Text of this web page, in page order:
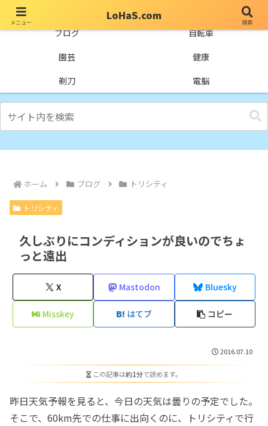
ブログ
自転車
園芸
健康
剃刀
電脳
ホーム ブログ トリシティ
トリシティ
久しぶりにコンディションが良いのでちょ
っと遠出
X Mastodon Bluesky
Misskey はてブ コピー
2016.07.10
この記事は約1分で読めます。
昨日天気予報を見ると、今日の天気は曇りの予定でした。
そこで、60km先での仕事に出向くのに、トリシティで行
メニュー
LoHaS.com
検索